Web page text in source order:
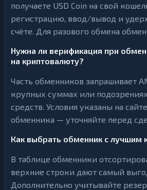
получаете USD Coin на свой
регистрацию, ввод/вывод и
счёте. Для разового обмена
Нужна ли верификация при
на криптовалюту?
Часть обменников запрашивает
крупных суммах или
средств. Условия указаны на
обменника — уточняйте перед
Как выбрать обменник с лучшим
В таблице обменники
верхние строки дают самый
Дополнительно учитывайте